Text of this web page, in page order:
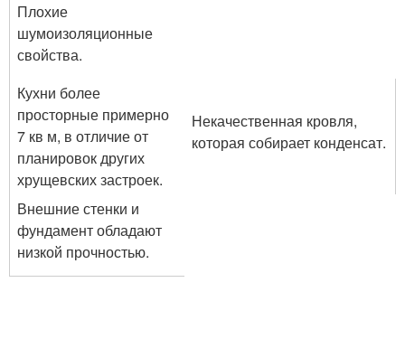
Плохие
шумоизоляционные
свойства.
Кухни более
просторные примерно
7 кв м, в отличие от
планировок других
хрущевских застроек.
Некачественная кровля,
которая собирает конденсат.
Внешние стенки и
фундамент обладают
низкой прочностью.